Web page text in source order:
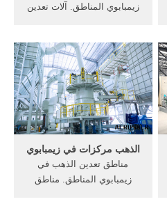
زيمبابوي المناطق. آلات تعدين
الحديد الخام المحمولة المعدات
ف; صغيرة الحجم ماكينات
تعدين ومناجم للبيع في
زيمبابوي; تعدين الفحم المقاول
إندونيسيا
الذهب مركزات في زيمبابوي
مناطق تعدين الذهب في
زيمبابوي المناطق. مناطق